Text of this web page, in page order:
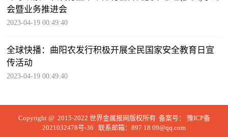
会暨业务推进会
2023-04-19 00:49:40
全球快播：曲阳农发行积极开展全民国家安全教育日宣
传活动
2023-04-19 00:49:40
Copyright @ 2015-2022 世界金属报网版权所有 备案号： 豫ICP备
2021032478号-36 联系邮箱：897 18 09@qq.com